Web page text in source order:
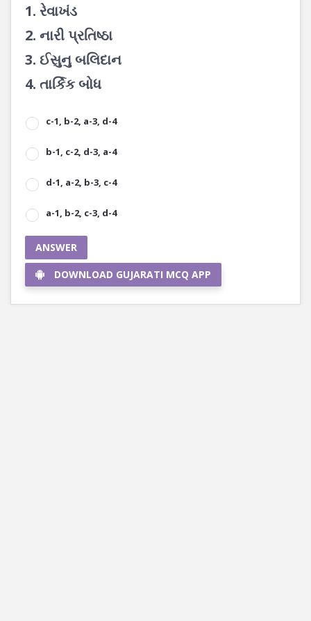
1. રેવાખંડ
2. નારી પ્રતિષ્ઠા
3. ઈસુનુ બલિદાન
4. તાર્કિક બોધ
c-1, b-2, a-3, d-4
b-1, c-2, d-3, a-4
d-1, a-2, b-3, c-4
a-1, b-2, c-3, d-4
ANSWER
DOWNLOAD GUJARATI MCQ APP